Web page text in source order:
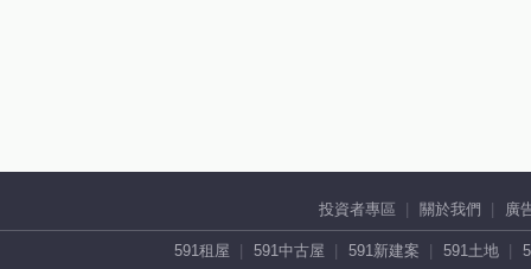
投資者專區 關於我們 廣
591租屋 591中古屋 591新建案 591土地